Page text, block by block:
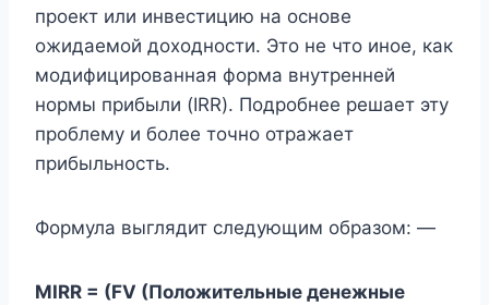
проект или инвестицию на основе
ожидаемой доходности. Это не что иное, как
модифицированная форма внутренней
нормы прибыли (IRR). Подробнее решает эту
проблему и более точно отражает
прибыльность.
Формула выглядит следующим образом: —
MIRR = (FV (Положительные денежные